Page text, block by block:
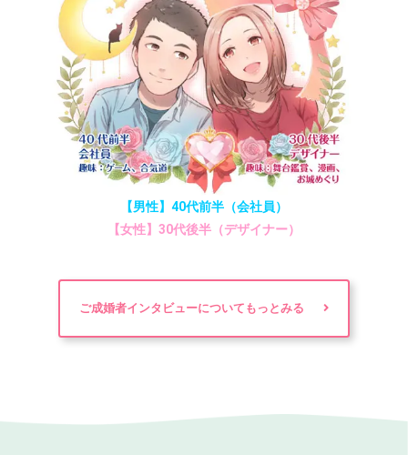
【男性】40代前半（会社員）
【女性】30代後半（デザイナー）
ご成婚者インタビューについてもっとみる